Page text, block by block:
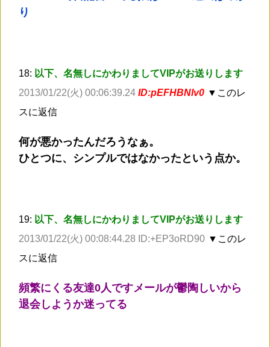
り
18: 以下、名無しにかわりましてVIPがお送りします
2013/01/22(火) 00:06:39.24 ID:pEFHBNlv0 ▼このレ
スに返信
何が悪かったんだろうなぁ。
ひとつに、シンプルではなかったという点か。
19: 以下、名無しにかわりましてVIPがお送りします
2013/01/22(火) 00:08:44.28 ID:+EP3oRD90 ▼このレ
スに返信
頻繁にくる友達0人ですメールが鬱陶しいから
退会しようか迷ってる